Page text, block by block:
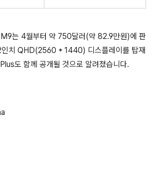
는 4월부터 약 750달러(약 82.9만원)에 판
인치 QHD(2560 * 1440) 디스플레이를 탑재
도 함께 공개될 것으로 알려졌습니다.